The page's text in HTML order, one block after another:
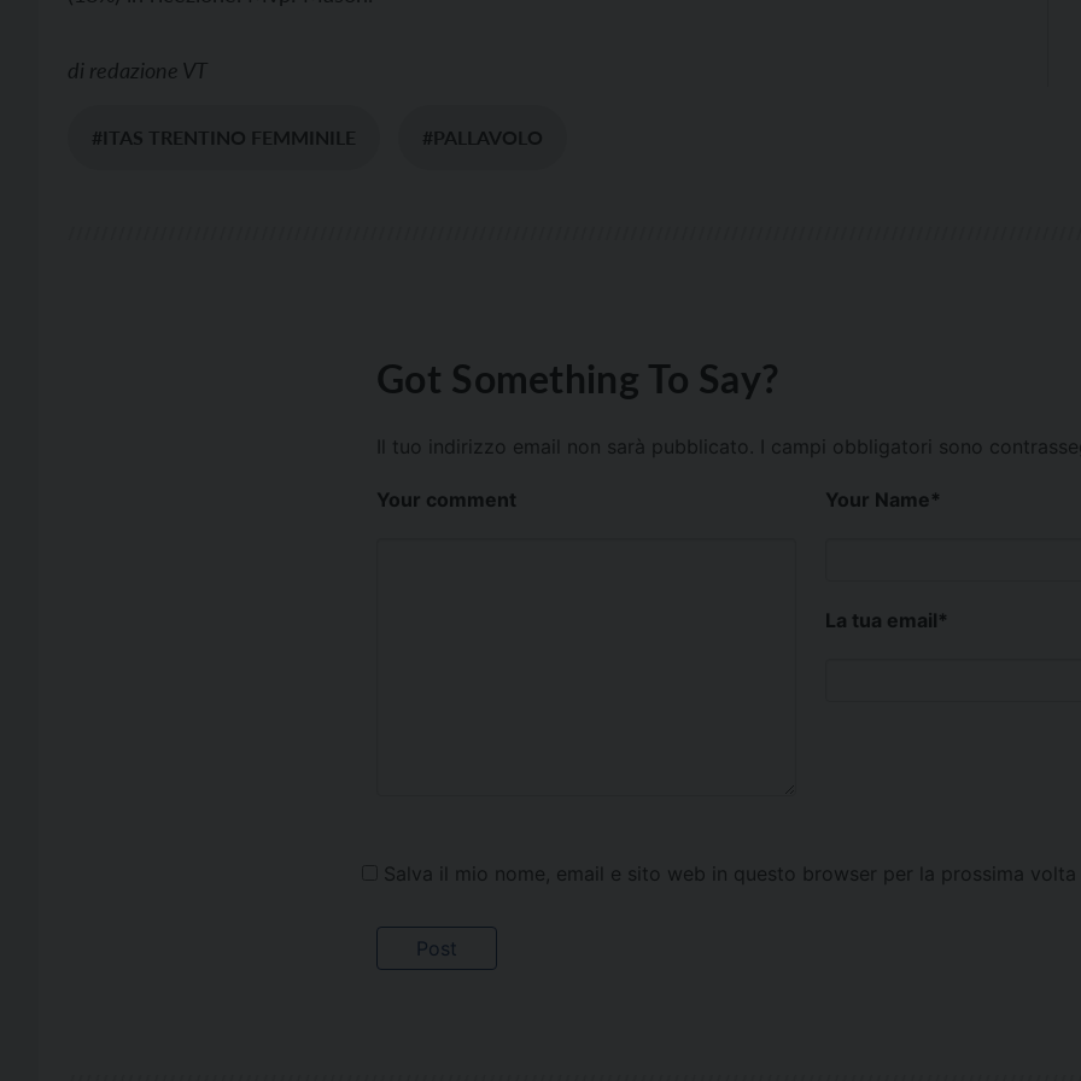
di redazione VT
#ITAS TRENTINO FEMMINILE #PALLAVOLO
Got Something To Say?
Il tuo indirizzo email non sarà pubblicato. I campi obbligatori sono
Your comment Your Name*
La tua email*
Salva il mio nome, email e sito web in questo browser per la prossima